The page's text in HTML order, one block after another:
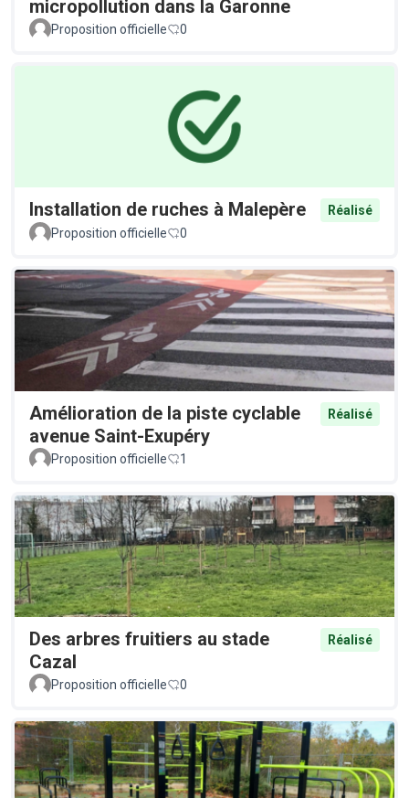
micropollution dans la Garonne
Proposition officielle 0
Installation de ruches à Malepère
Réalisé
Proposition officielle
0
Amélioration de la piste cyclable
avenue Saint-Exupéry
Réalisé
Proposition officielle 1
Des arbres fruitiers au stade
Cazal
Réalisé
Proposition officielle 0